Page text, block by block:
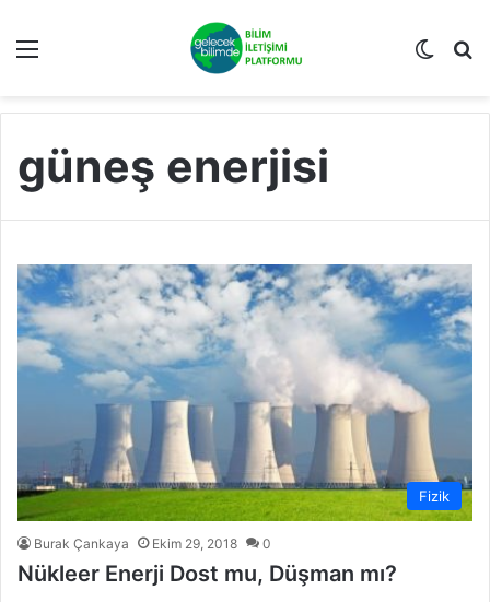
Dış
güneş enerjisi
Fizik
Burak Çankaya Ekim 29, 2018 0
Nükleer Enerji Dost mu, Düşman mı?